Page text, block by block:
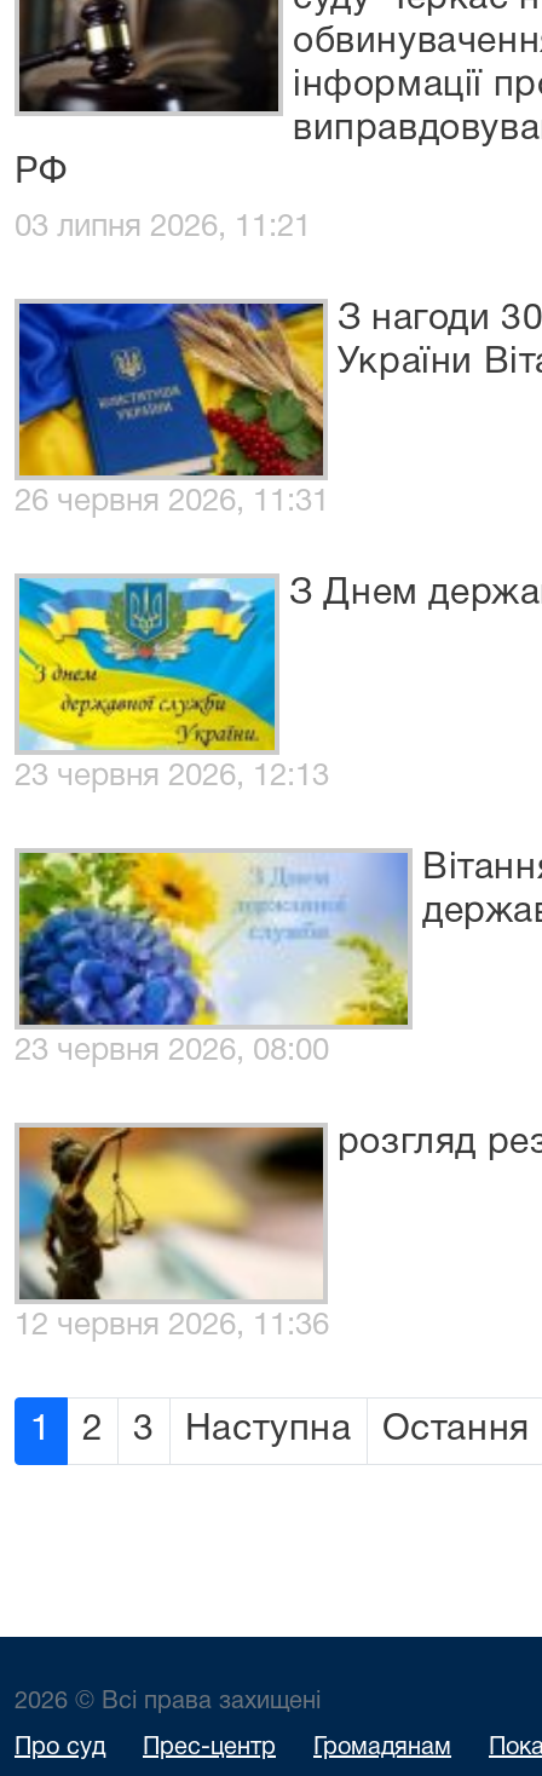
інформації
РФ
03 липня 2026, 11:21
З нагоди
України
26 червня 2026, 11:31
З Днем
23 червня 2026, 12:13
23 червня 2026, 08:00
розгляд
12 червня 2026, 11:36
1 2 3 Наступна Остання
2026 © Всі права захищені
Про суд Прес-центр Громадянам